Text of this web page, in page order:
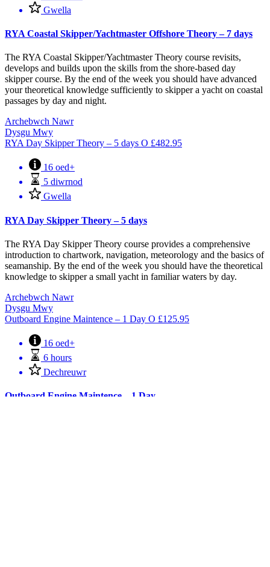
Gwella
RYA Coastal Skipper/Yachtmaster Offshore Theory – 7 days
The RYA Coastal Skipper/Yachtmaster Theory course revisits,
develops and builds upon the skills from the shore-based day
skipper course. By the end of the week you should have advanced
your theoretical knowledge sufficiently to skipper a yacht on coastal
passages by day and night.
Archebwch Nawr
Dysgu Mwy
RYA Day Skipper Theory – 5 days O £482.95
16 oed+
5 diwrnod
Gwella
RYA Day Skipper Theory – 5 days
The RYA Day Skipper Theory course provides a comprehensive
introduction to chartwork, navigation, meteorology and the basics of
seamanship. By the end of the week you should have the theoretical
knowledge to skipper a small yacht in familiar waters by day.
Archebwch Nawr
Dysgu Mwy
Outboard Engine Maintence – 1 Day O £125.95
16 oed+
6 hours
Dechreuwr
Outboard Engine Maintence – 1 Day